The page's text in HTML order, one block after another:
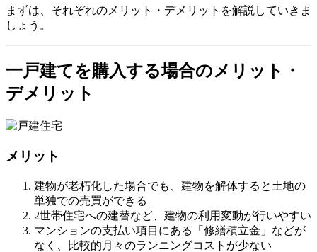
まずは、それぞれのメリット・デメリットを解説していきま
しょう。
一戸建てを購入する場合のメリット・
デメリット
メリット
建物が老朽化した場合でも、建物を解体すると土地の
単独での売買ができる
2世帯住宅への建替など、建物の利用変動が行いやすい
マンションの支払い項目にある「修繕積立金」などが
なく、比較的月々のランニングコストが少ない